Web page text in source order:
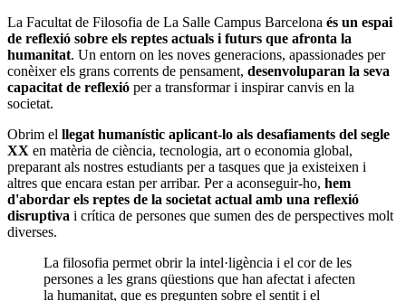
La Facultat de Filosofia de La Salle Campus Barcelona és un espai
de reflexió sobre els reptes actuals i futurs que afronta la
humanitat. Un entorn on les noves generacions, apassionades per
conèixer els grans corrents de pensament, desenvoluparan la seva
capacitat de reflexió per a transformar i inspirar canvis en la
societat.
Obrim el llegat humanístic aplicant-lo als desafiaments del segle
XX en matèria de ciència, tecnologia, art o economia global,
preparant als nostres estudiants per a tasques que ja existeixen i
altres que encara estan per arribar. Per a aconseguir-ho, hem
d'abordar els reptes de la societat actual amb una reflexió
disruptiva i crítica de persones que sumen des de perspectives molt
diverses.
La filosofia permet obrir la intel·ligència i el cor de les
persones a les grans qüestions que han afectat i afecten
la humanitat, que es pregunten sobre el sentit i el